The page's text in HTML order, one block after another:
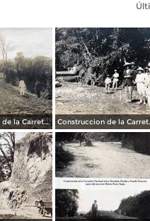
Construccion de la Carretera Nacional entre Teziutlán, Puebla a Nautla Veracruz autor del proyecto Moises Posos Tapia. Construccion de la